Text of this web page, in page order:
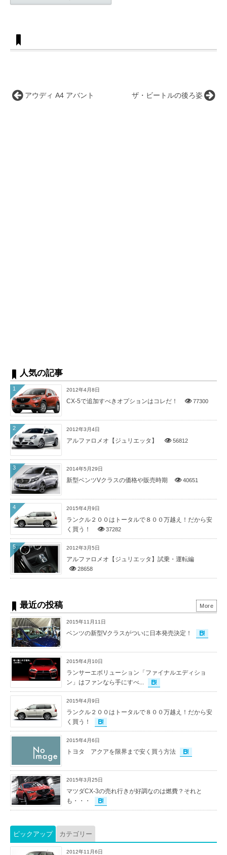
ザ・ビートルの後ろ姿
アウディ A4 アバント
人気の記事
2012年4月8日
CX-5で追加すべきオプションはコレだ！ 77300
1
2012年3月4日
アルファロメオ【ジュリエッタ】 56812
2
2014年5月29日
新型ベンツVクラスの価格や販売時期 40651
3
2015年4月9日
ランクル２００はトータルで８００万越え！だから安
く買う！
37282
4
2012年3月5日
アルファロメオ【ジュリエッタ】試乗・運転編
28658
5
最近の投稿
2015年11月11日
ベンツの新型Vクラスがついに日本発売決定！
2015年4月10日
ランサーエボリューション「ファイナルエディショ
ン」はファンなら手にすべ...
2015年4月9日
ランクル２００はトータルで８００万越え！だから安
く買う！
2015年4月6日
トヨタ アクアを限界まで安く買う方法
2015年3月25日
マツダCX-3の売れ行きが好調なのは燃費？それと
も・・・
More
ピックアップ カテゴリー
2012年11月6日